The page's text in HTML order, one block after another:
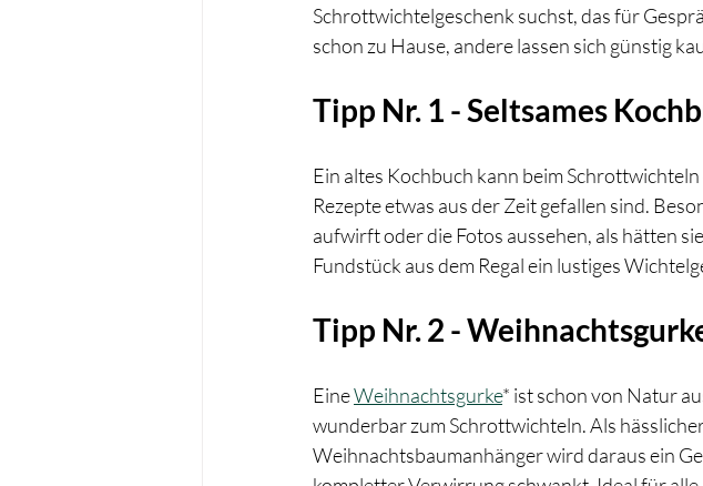
Schrottwichtelgeschenk suchst, das für
schon zu Hause, andere lassen sich günstig
Tipp Nr. 1 - Seltsames
Ein altes Kochbuch kann beim
Rezepte etwas aus der Zeit gefallen sind.
aufwirft oder die Fotos aussehen, als hätten
Fundstück aus dem Regal ein lustiges
Tipp Nr. 2 -
Eine Weihnachtsgurke* ist schon von Natur
wunderbar zum Schrottwichteln. Als
Weihnachtsbaumanhänger wird daraus ein